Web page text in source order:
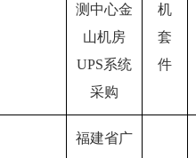
测中心金
山机房
UPS系统
采购
机
套
件
福建省广